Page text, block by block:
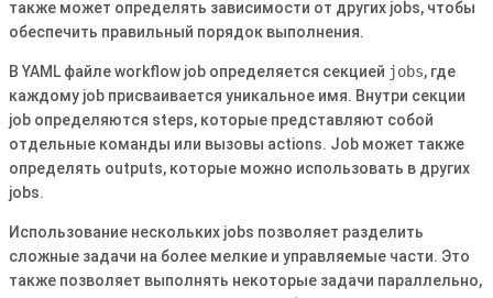
также может определять зависимости от других jobs, чтобы
обеспечить правильный порядок выполнения.
В YAML файле workflow job определяется секцией jobs, где
каждому job присваивается уникальное имя. Внутри секции
job определяются steps, которые представляют собой
отдельные команды или вызовы actions. Job может также
определять outputs, которые можно использовать в других
jobs.
Использование нескольких jobs позволяет разделить
сложные задачи на более мелкие и управляемые части. Это
также позволяет выполнять некоторые задачи параллельно,